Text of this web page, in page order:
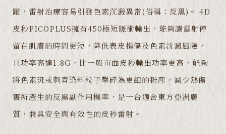
躍，雷射治療容易引發色素沉澱異常(俗稱：反黑)。 4D
皮秒PICOPLUS擁有450極短脈衝輸出，能夠讓雷射停
留在肌膚的時間更短，降低表皮損傷及色素沈澱風險，
且功率高達1.8G，比一般市面皮秒輸出功率更高，能夠
將色素斑或刺青染料粒子擊碎為更細的粉塵，減少熱傷
害所產生的反黑副作用機率，是一台適合東方亞洲膚
質，兼具安全與有效性的皮秒雷射。